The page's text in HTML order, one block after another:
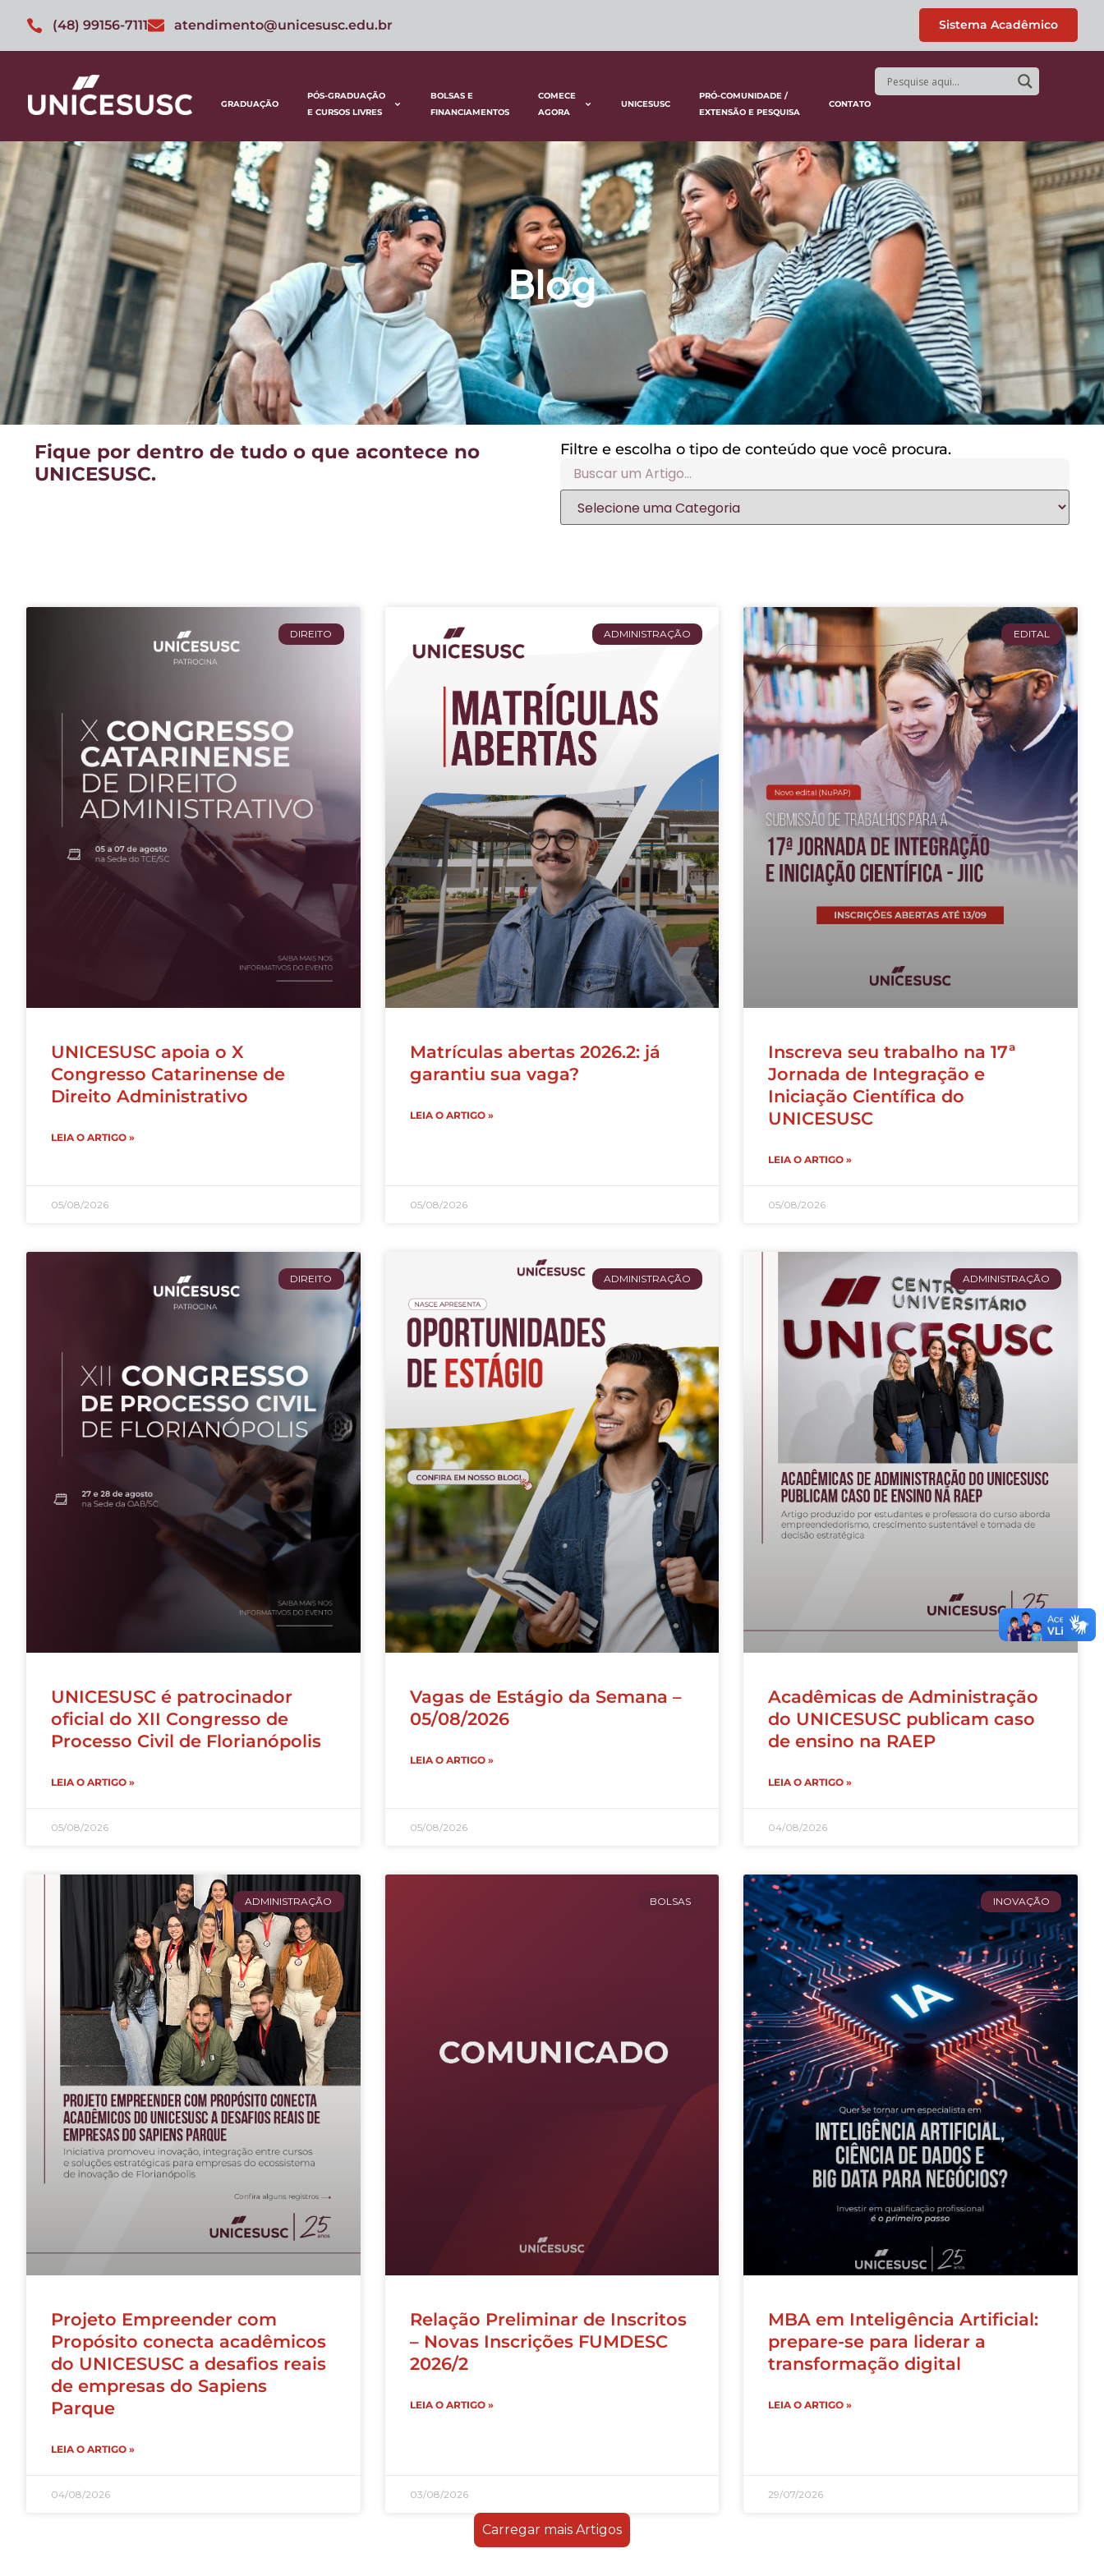
(48) 99156-7111 atendimento@unicesusc.edu.br Sistema Acadêmico
GRADUAÇÃO
PÓS-GRADUAÇÃO
E CURSOS LIVRES
BOLSAS E
FINANCIAMENTOS
COMECE
AGORA
UNICESUSC
PRÓ-COMUNIDADE /
EXTENSÃO E PESQUISA
CONTATO
Blog
Fique por dentro de tudo o que acontece no
UNICESUSC.
Filtre e escolha o tipo de conteúdo que você procura.
DIREITO
UNICESUSC apoia o X
Congresso Catarinense de
Direito Administrativo
LEIA O ARTIGO »
05/08/2026
ADMINISTRAÇÃO
Matrículas abertas 2026.2: já
garantiu sua vaga?
LEIA O ARTIGO »
05/08/2026
EDITAL
Inscreva seu trabalho na 17ª
Jornada de Integração e
Iniciação Científica do
UNICESUSC
LEIA O ARTIGO »
05/08/2026
DIREITO
UNICESUSC é patrocinador
oficial do XII Congresso de
Processo Civil de Florianópolis
LEIA O ARTIGO »
05/08/2026
ADMINISTRAÇÃO
Vagas de Estágio da Semana –
05/08/2026
LEIA O ARTIGO »
05/08/2026
ADMINISTRAÇÃO
Acadêmicas de Administração
do UNICESUSC publicam caso
de ensino na RAEP
LEIA O ARTIGO »
04/08/2026
ADMINISTRAÇÃO
Projeto Empreender com
Propósito conecta acadêmicos
do UNICESUSC a desafios reais
de empresas do Sapiens
Parque
LEIA O ARTIGO »
04/08/2026
BOLSAS
Relação Preliminar de Inscritos
– Novas Inscrições FUMDESC
2026/2
LEIA O ARTIGO »
03/08/2026
INOVAÇÃO
MBA em Inteligência Artificial:
prepare-se para liderar a
transformação digital
LEIA O ARTIGO »
29/07/2026
Carregar mais Artigos